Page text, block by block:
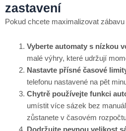
zastavení
Pokud chcete maximalizovat
Vyberte automaty s nízkou
malé výhry, které udržují
Nastavte přísné časové
telefonu nastavené na pět
Chytrě používejte funkci
umístit více sázek bez
zůstanete v časovém
Dodržujte pevnou velikost